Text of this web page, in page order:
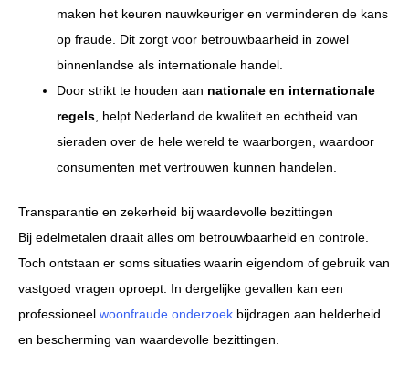
maken het keuren nauwkeuriger en verminderen de kans
op fraude. Dit zorgt voor betrouwbaarheid in zowel
binnenlandse als internationale handel.
Door strikt te houden aan nationale en internationale
regels , helpt Nederland de kwaliteit en echtheid van
sieraden over de hele wereld te waarborgen, waardoor
consumenten met vertrouwen kunnen handelen.
Transparantie en zekerheid bij waardevolle bezittingen
Bij edelmetalen draait alles om betrouwbaarheid en controle.
Toch ontstaan er soms situaties waarin eigendom of gebruik van
vastgoed vragen oproept. In dergelijke gevallen kan een
professioneel woonfraude onderzoek bijdragen aan helderheid
en bescherming van waardevolle bezittingen.